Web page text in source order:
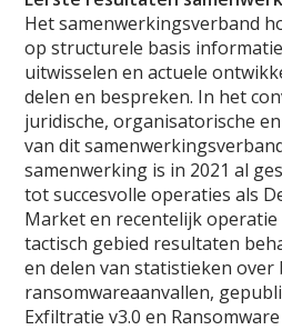
Het samenwerkingsverband
op structurele basis
uitwisselen en actuele
delen en bespreken. In het
juridische, organisatorische
van dit
samenwerking is in 2021 al
tot succesvolle operaties als
Market en recentelijk
tactisch gebied resultaten
en delen van statistieken over
ransomwareaanvallen,
Exfiltratie v3.0 en